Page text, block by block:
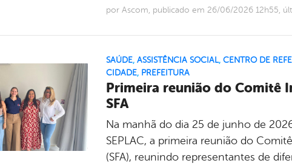
por Ascom, publicado em 26/06/2026 12h55,
SAÚDE, ASSISTÊNCIA SOCIAL, CENTRO DE
CIDADE, PREFEITURA
Primeira reunião do Comitê
SFA
Na manhã do dia 25 de junho de
SEPLAC, a primeira reunião do
(SFA), reunindo representantes de